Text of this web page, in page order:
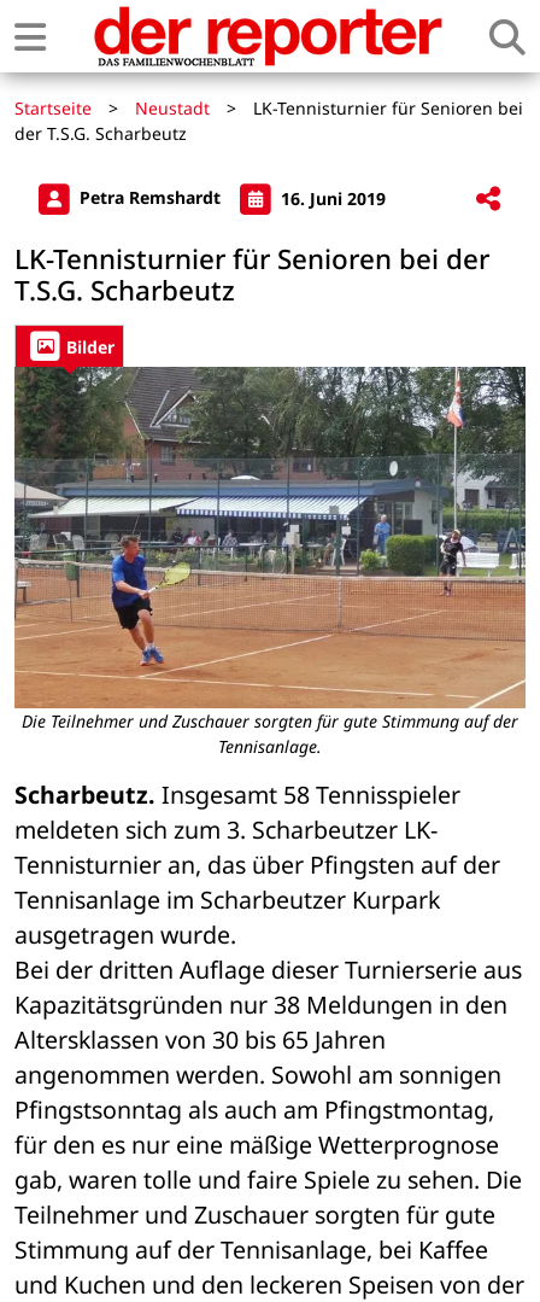
Startseite > Neustadt >
LK-Tennisturnier für Senioren bei
der T.S.G. Scharbeutz
Petra Remshardt 16. Juni 2019
LK-Tennisturnier für Senioren bei der
T.S.G. Scharbeutz
Bilder
Die Teilnehmer und Zuschauer sorgten für gute Stimmung auf der
Tennisanlage.
Scharbeutz. Insgesamt 58 Tennisspieler
meldeten sich zum 3. Scharbeutzer LK-
Tennisturnier an, das über Pfingsten auf der
Tennisanlage im Scharbeutzer Kurpark
ausgetragen wurde.
Bei der dritten Auflage dieser Turnierserie aus
Kapazitätsgründen nur 38 Meldungen in den
Altersklassen von 30 bis 65 Jahren
angenommen werden. Sowohl am sonnigen
Pfingstsonntag als auch am Pfingstmontag,
für den es nur eine mäßige Wetterprognose
gab, waren tolle und faire Spiele zu sehen. Die
Teilnehmer und Zuschauer sorgten für gute
Stimmung auf der Tennisanlage, bei Kaffee
und Kuchen und den leckeren Speisen von der